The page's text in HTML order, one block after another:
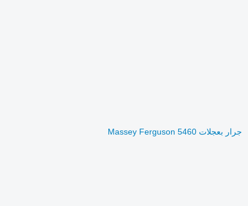
جرار بعجلات Massey Ferguson 5460